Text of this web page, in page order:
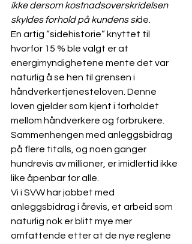
ikke dersom kostnadsoverskridelsen
skyldes forhold på kundens side.
En artig “sidehistorie” knyttet til
hvorfor 15 % ble valgt er at
energimyndighetene mente det var
naturlig å se hen til grensen i
håndverkertjenesteloven. Denne
loven gjelder som kjent i forholdet
mellom håndverkere og forbrukere.
Sammenhengen med anleggsbidrag
på flere titalls, og noen ganger
hundrevis av millioner, er imidlertid ikke
like åpenbar for alle.
Vi i SVW har jobbet med
anleggsbidrag i årevis, et arbeid som
naturlig nok er blitt mye mer
omfattende etter at de nye reglene